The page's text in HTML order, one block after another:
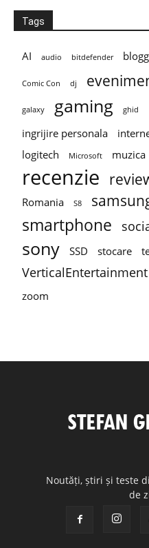
Tags
AI audio bitdefender
Comic Con dj
galaxy gaming ghid
ingrijire personala
logitech
Microsoft muzica
recenzie
Romania S8
smartphone
sony SSD stocare
VerticalEntertainment
zoom
Noutăți, știri și teste
de